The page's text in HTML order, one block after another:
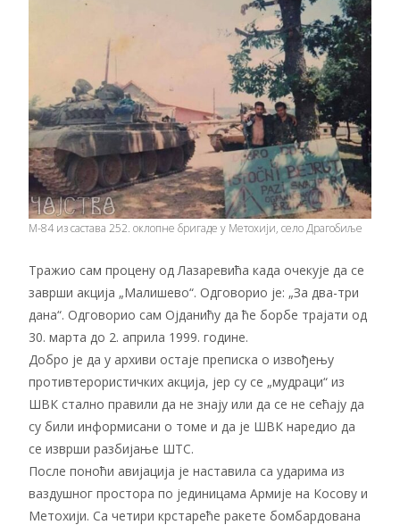
М-84 из састава 252. оклопне бригаде у Метохији, село Драгобиље
Тражио сам процену од Лазаревића када очекује да се
заврши акција „Малишево“. Одговорио је: „За два-три
дана“. Одговорио сам Ојданићу да ће борбе трајати од
30. марта до 2. априла 1999. године.
Добро је да у архиви остаје преписка о извођењу
противтерористичких акција, јер су се „мудраци“ из
ШВК стално правили да не знају или да се не сећају да
су били информисани о томе и да је ШВК наредио да
се изврши разбијање ШТС.
После поноћи авијација је наставила са ударима из
ваздушног простора по јединицама Армије на Косову и
Метохији. Са четири крстареће ракете бомбардована